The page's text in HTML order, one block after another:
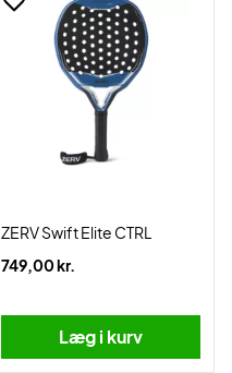
ZERV Swift Elite CTRL
749,00 kr.
Læg i kurv